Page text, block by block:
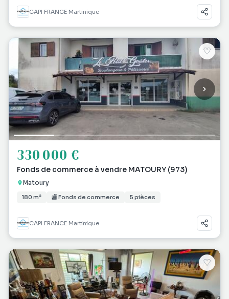
CAPI FRANCE Martinique
♡
330 000 €
Fonds de commerce à vendre MATOURY (973)
Matoury
180 m² 🏬 Fonds de commerce 5 pièces
CAPI FRANCE Martinique
♡